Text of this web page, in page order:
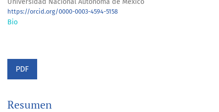
Universidad Nacional Autónoma de México
https://orcid.org/0000-0003-4594-5158
Bio
PDF
Resumen